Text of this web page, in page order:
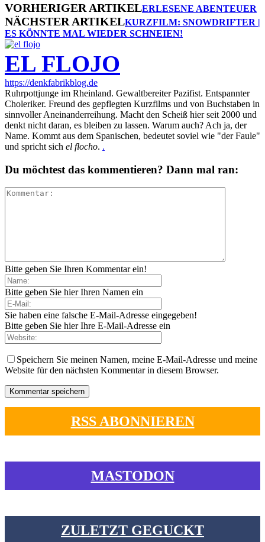
VORHERIGER ARTIKELERLESENE ABENTEUER
NÄCHSTER ARTIKELKURZFILM: SNOWDRIFTER |
ES KÖNNTE MAL WIEDER SCHNEIEN!
EL FLOJO
https://denkfabrikblog.de
Ruhrpottjunge im Rheinland. Gewaltbereiter Pazifist. Entspannter
Choleriker. Freund des gepflegten Kurzfilms und von Buchstaben in
sinnvoller Aneinanderreihung. Macht den Scheiß hier seit 2000 und
denkt nicht daran, es bleiben zu lassen. Warum auch? Ach ja, der
Name. Kommt aus dem Spanischen, bedeutet soviel wie "der Faule"
und spricht sich el flocho. .
Du möchtest das kommentieren? Dann mal ran:
Bitte geben Sie Ihren Kommentar ein!
Bitte geben Sie hier Ihren Namen ein
Sie haben eine falsche E-Mail-Adresse eingegeben!
Bitte geben Sie hier Ihre E-Mail-Adresse ein
Speichern Sie meinen Namen, meine E-Mail-Adresse und meine
Website für den nächsten Kommentar in diesem Browser.
RSS ABONNIEREN
MASTODON
ZULETZT GEGUCKT